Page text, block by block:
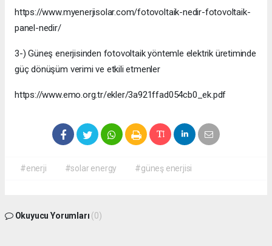
https://www.myenerjisolar.com/fotovoltaik-nedir-fotovoltaik-
panel-nedir/
3-) Güneş enerjisinden fotovoltaik yöntemle elektrik üretiminde
güç dönüşüm verimi ve etkili etmenler
https://www.emo.org.tr/ekler/3a921ffad054cb0_ek.pdf
#enerji #solar energy #güneş enerjisi
Okuyucu Yorumları (0)